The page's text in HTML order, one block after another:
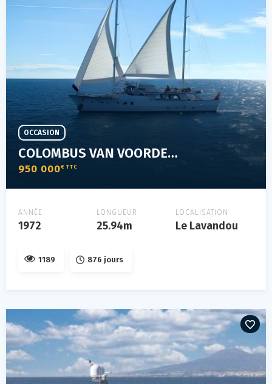
COLOMBUS VAN VOORDEN 25 M
950 000€ TTC
OCCASION
ANNÉE
1972
LONGUEUR
25.94m
LOCALISATION
Le Lavandou
1189 876 jours